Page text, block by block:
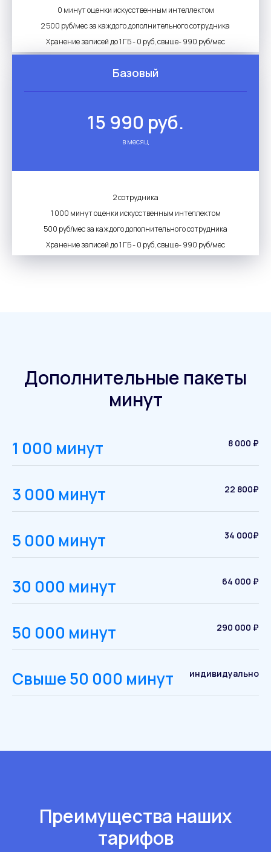
0 минут оценки искусственным интеллектом
2 500 руб/мес за каждого дополнительного сотрудника
Хранение записей до 1 ГБ - 0 руб, свыше- 990 руб/мес
Базовый
15 990 руб.
в месяц
2 сотрудника
1 000 минут оценки искусственным интеллектом
500 руб/мес за каждого дополнительного сотрудника
Хранение записей до 1 ГБ - 0 руб, свыше- 990 руб/мес
Дополнительные пакеты
минут
1 000 минут 8 000 ₽
3 000 минут 22 800₽
5 000 минут 34 000₽
30 000 минут 64 000 ₽
50 000 минут 290 000 ₽
Свыше 50 000 минут индивидуально
Преимущества наших
тарифов